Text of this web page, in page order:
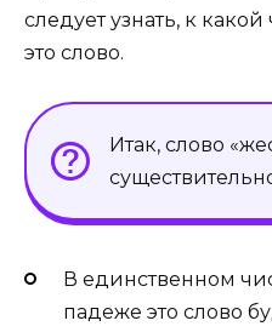
следует узнать, к
это слово.
Итак, слово
В единственном
падеже это слово